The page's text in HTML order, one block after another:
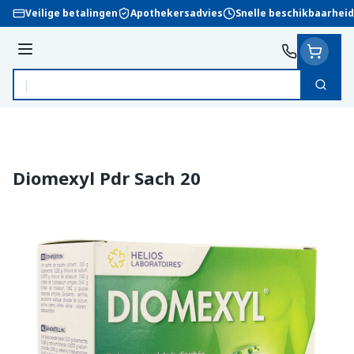
Ga naar de inhoud
Veilige betalingen Apothekersadvies Snelle beschikbaarheid
Menu
Product, merk, categorie...
Zoek
Diomexyl Pdr Sach 20